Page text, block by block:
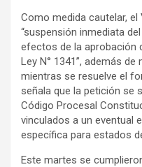
e
m
e
n
t
:
Como medida cautelar,
“suspensión inmediata
efectos de la aprobación
Ley N° 1341”, además
mientras se resuelve el
señala que la petición se
Código Procesal
vinculados a un eventual
específica para estados
Este martes se